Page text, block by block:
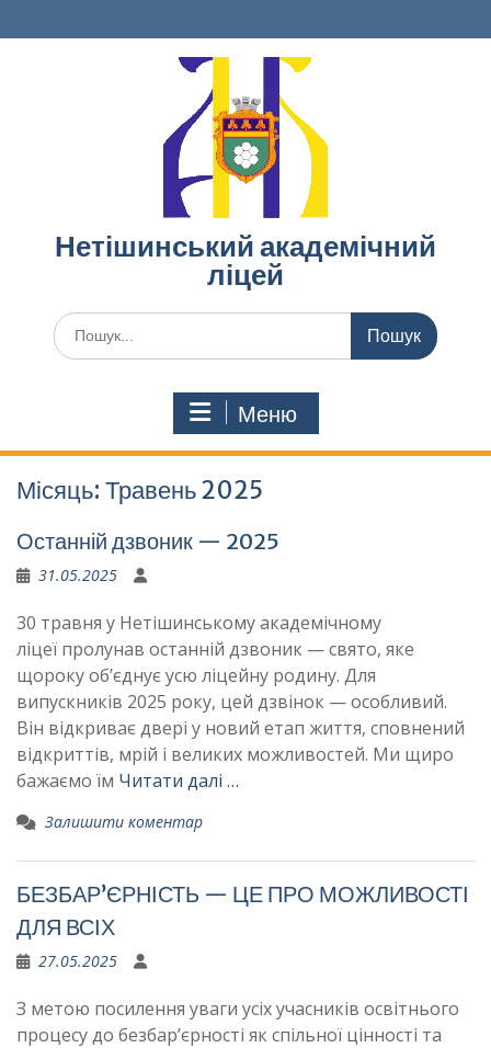
до
Нетішинський академічний
ліцей
Шукати:
Меню
Місяць: Травень 2025
Останній дзвоник — 2025
31.05.2025
30 травня у Нетішинському академічному
ліцеї пролунав останній дзвоник — свято, яке
щороку об’єднує усю ліцейну родину. Для
випускників 2025 року, цей дзвінок — особливий.
Він відкриває двері у новий етап життя, сповнений
відкриттів, мрій і великих можливостей. Ми щиро
бажаємо їм Читати далі …
Залишити коментар
БЕЗБАР’ЄРНІСТЬ — ЦЕ ПРО МОЖЛИВОСТІ
ДЛЯ ВСІХ
27.05.2025
З метою посилення уваги усіх учасників освітнього
процесу до безбар’єрності як спільної цінності та